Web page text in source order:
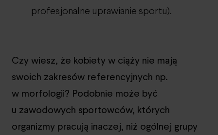
profesjonalne uprawianie sportu).
Czy wiesz, że kobiety w ciąży nie mają
swoich zakresów referencyjnych np.
w morfologii? Podobnie może być
u zawodowych sportowców, których
organizmy pracują inaczej, niż ogólnej grupy